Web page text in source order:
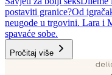
postaviti granice?Od
neugode u trgovini. Lara i
spavaće sobe.
Pročitaj više